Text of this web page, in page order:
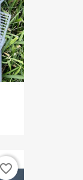
favorite_border